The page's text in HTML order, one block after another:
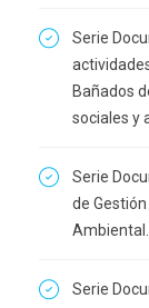
Serie
Bañados
sociales y
Serie
de
Ambiental.
Serie